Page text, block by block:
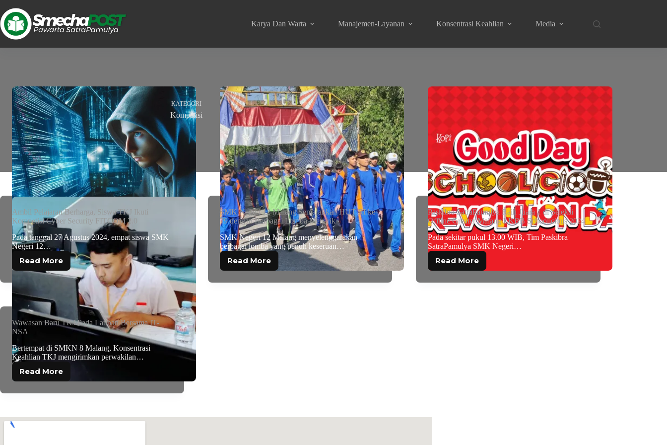
Karya Dan Warta Manajemen-Layanan Konsentrasi Keahlian Media
KATEGORI
Kompetisi
Ambil Pelajaran Berharga, Siswa TKJ Ikuti
Kompetisi Cyber Security FITCOM 2.0
Pada tanggal 27 Agustus 2024, empat siswa SMK
Negeri 12…
Read More
SMK Negeri 12 Malang Semarakkan HUT RI ke-
79 dengan Berbagai Lomba Menarik
SMK Negeri 12 Malang menyelenggarakan
berbagai lomba yang penuh keseruan…
Read More
Paskibra SatraPamulya Raih Juara 1 di Seleksi
Offline Greater Malang LKBB Schoolicious 2024
Pada sekitar pukul 13.00 WIB, Tim Paskibra
SatraPamulya SMK Negeri…
Read More
Wawasan Baru TKJ Pada Latihan Bersama IT-
NSA
Bertempat di SMKN 8 Malang, Konsentrasi
Keahlian TKJ mengirimkan perwakilan…
Read More